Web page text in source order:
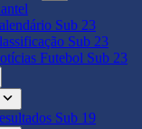
Sub 23
Sub 23
Futebol Sub 23
Sub 19